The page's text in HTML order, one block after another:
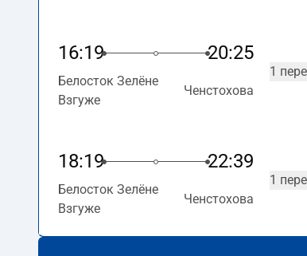
16:19 20:25
Белосток Зелёне
Взгуже
Ченстохова
1
18:19 22:39
Белосток Зелёне
Взгуже
Ченстохова
1